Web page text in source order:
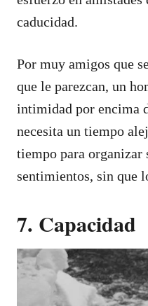
caducidad.
Por muy amigos que
que le parezcan, un
intimidad por encima
necesita un tiempo
tiempo para organizar
sentimientos, sin que
7. Capacidad